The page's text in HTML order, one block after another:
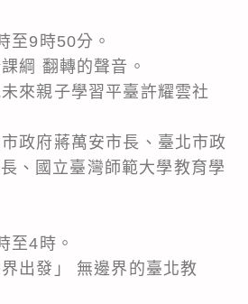
至9時50分。
綱 翻轉的聲音。
來親子學習平臺許耀雲社
政府蔣萬安市長、臺北市政
、國立臺灣師範大學教育學
至4時。
出發」 無邊界的臺北教